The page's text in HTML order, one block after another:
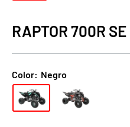
RAPTOR 700R SE
Color: Negro